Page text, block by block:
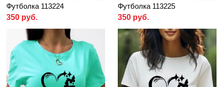
Футболка 113224
350 руб.
Футболка 113225
350 руб.